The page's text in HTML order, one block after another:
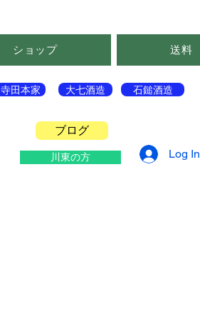
ショップ 送料
寺田本家
大七酒造
ブログ
川東の方
石鎚酒造
Log In